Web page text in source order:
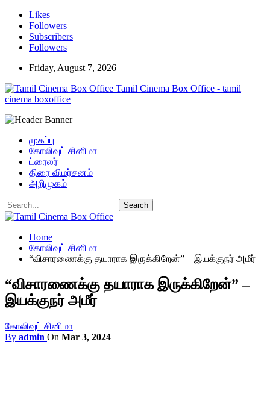
Likes
Followers
Subscribers
Followers
Friday, August 7, 2026
Tamil Cinema Box Office - tamil
cinema boxoffice
முகப்பு
கோலிவுட் சினிமா
ட்ரைலர்
திரை விமர்சனம்
அறிமுகம்
Home
கோலிவுட் சினிமா
“விசாரணைக்கு தயாராக இருக்கிறேன்” – இயக்குநர் அமீர்
“விசாரணைக்கு தயாராக இருக்கிறேன்” –
இயக்குநர் அமீர்
கோலிவுட் சினிமா
By admin On Mar 3, 2024